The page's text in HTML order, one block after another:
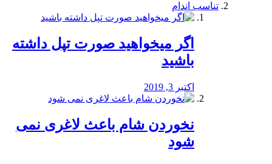
تناسب اندام
اگر میخواهید صورت تپل داشته
باشید
اکتبر 3, 2019
نخوردن شام باعث لاغری نمی
‌شود